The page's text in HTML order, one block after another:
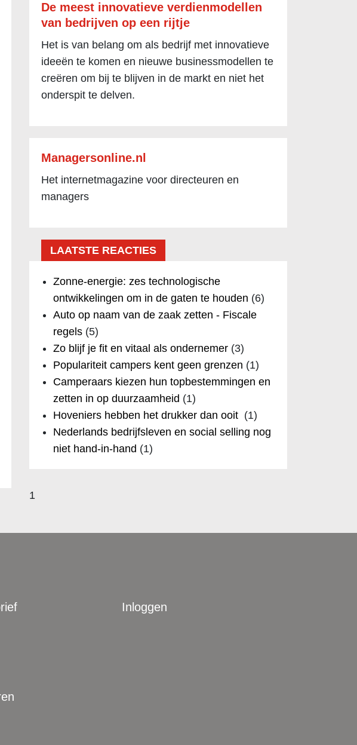
De meest innovatieve verdienmodellen
van bedrijven op een rijtje
Het is van belang om als bedrijf met innovatieve
ideeën te komen en nieuwe businessmodellen te
creëren om bij te blijven in de markt en niet het
onderspit te delven.
Managersonline.nl
Het internetmagazine voor directeuren en
managers
LAATSTE REACTIES
Zonne-energie: zes technologische
ontwikkelingen om in de gaten te houden (6)
Auto op naam van de zaak zetten - Fiscale
regels(5)
Zo blijf je fit en vitaal als ondernemer(3)
Populariteit campers kent geen grenzen (1)
Camperaars kiezen hun topbestemmingen en
zetten in op duurzaamheid (1)
Hoveniers hebben het drukker dan ooit (1)
Nederlands bedrijfsleven en social selling nog
niet hand-in-hand (1)
1
Inloggen